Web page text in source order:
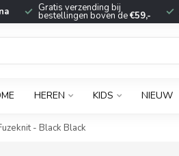
Gratis verzending bij
bestellingen boven de€59,-
HEREN KIDS NIEUW
- Black Black